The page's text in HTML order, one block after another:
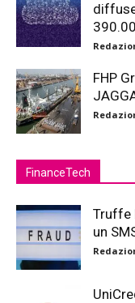
FHP
FinanceTech
Truffe
un